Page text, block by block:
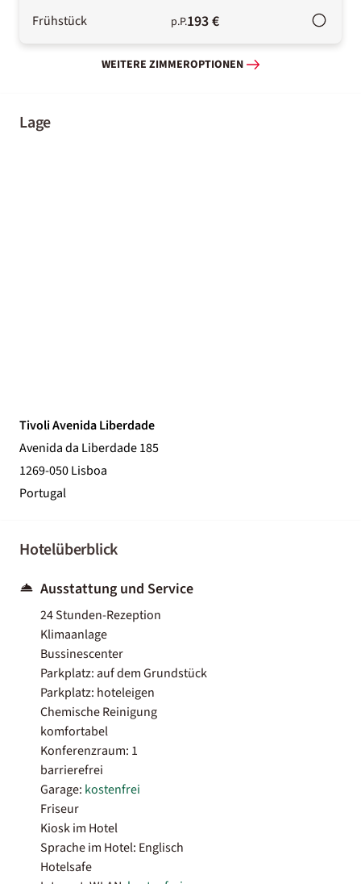
Frühstück p.P.193 €
WEITERE ZIMMEROPTIONEN
Lage
Tivoli Avenida Liberdade
Avenida da Liberdade 185
1269-050 Lisboa
Portugal
Hotelüberblick
Ausstattung und Service
24 Stunden-Rezeption
Klimaanlage
Bussinescenter
Parkplatz: auf dem Grundstück
Parkplatz: hoteleigen
Chemische Reinigung
komfortabel
Konferenzraum: 1
barrierefrei
Garage: kostenfrei
Friseur
Kiosk im Hotel
Sprache im Hotel: Englisch
Hotelsafe